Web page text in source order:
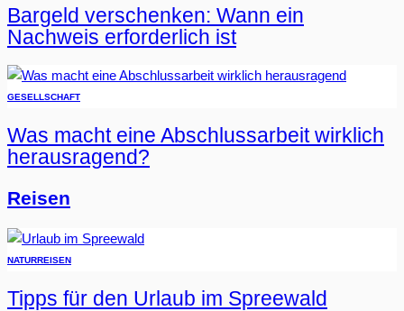
Bargeld verschenken: Wann ein
Nachweis erforderlich ist
GESELLSCHAFT
Was macht eine Abschlussarbeit wirklich
herausragend?
Reisen
NATURREISEN
Tipps für den Urlaub im Spreewald